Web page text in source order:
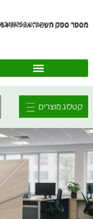
מספר ספק משהב"ט 83411253
מספר ספק תעשיה אווירית IR954
קטלוג מוצרים